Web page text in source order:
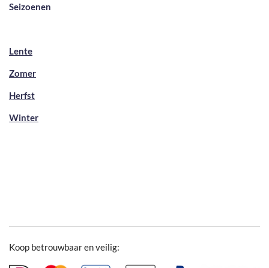
Seizoenen
Lente
Zomer
Herfst
Winter
Koop betrouwbaar en veilig: